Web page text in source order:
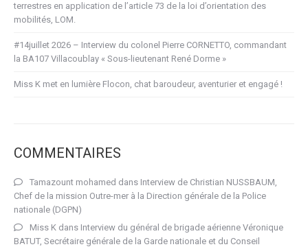
terrestres en application de l’article 73 de la loi d’orientation des
mobilités, LOM.
#14juillet 2026 – Interview du colonel Pierre CORNETTO, commandant
la BA107 Villacoublay « Sous-lieutenant René Dorme »
Miss K met en lumière Flocon, chat baroudeur, aventurier et engagé !
COMMENTAIRES
Tamazount mohamed dans Interview de Christian NUSSBAUM,
Chef de la mission Outre-mer à la Direction générale de la Police
nationale (DGPN)
Miss K dans Interview du général de brigade aérienne Véronique
BATUT, Secrétaire générale de la Garde nationale et du Conseil